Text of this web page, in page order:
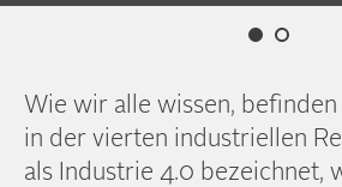
Wie wir alle wissen,
in der vierten industriellen
als Industrie 4.0 bezeichnet,